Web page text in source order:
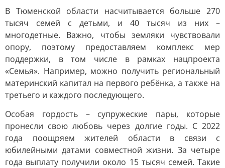
В Тюменской области насчитывается больше 270
тысяч семей с детьми, и 40 тысяч из них –
многодетные. Важно, чтобы земляки чувствовали
опору, поэтому предоставляем комплекс мер
поддержки, в том числе в рамках нацпроекта
«Семья». Например, можно получить региональный
материнский капитал на первого ребёнка, а также на
третьего и каждого последующего.
Особая гордость – супружеские пары, которые
пронесли свою любовь через долгие годы. С 2022
года поощряем жителей области в связи с
юбилейными датами совместной жизни. За четыре
года выплату получили около 15 тысяч семей. Такие